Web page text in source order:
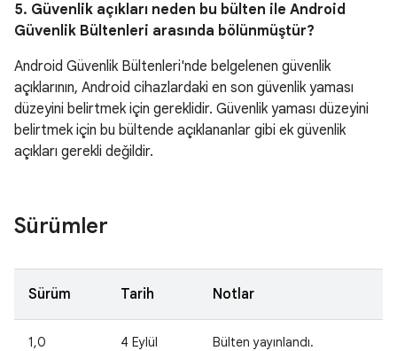
5. Güvenlik açıkları neden bu bülten ile Android
Güvenlik Bültenleri arasında bölünmüştür?
Android Güvenlik Bültenleri'nde belgelenen güvenlik
açıklarının, Android cihazlardaki en son güvenlik yaması
düzeyini belirtmek için gereklidir. Güvenlik yaması düzeyini
belirtmek için bu bültende açıklananlar gibi ek güvenlik
açıkları gerekli değildir.
Sürümler
Sürüm Tarih Notlar
1,0
4 Eylül
Bülten yayınlandı.